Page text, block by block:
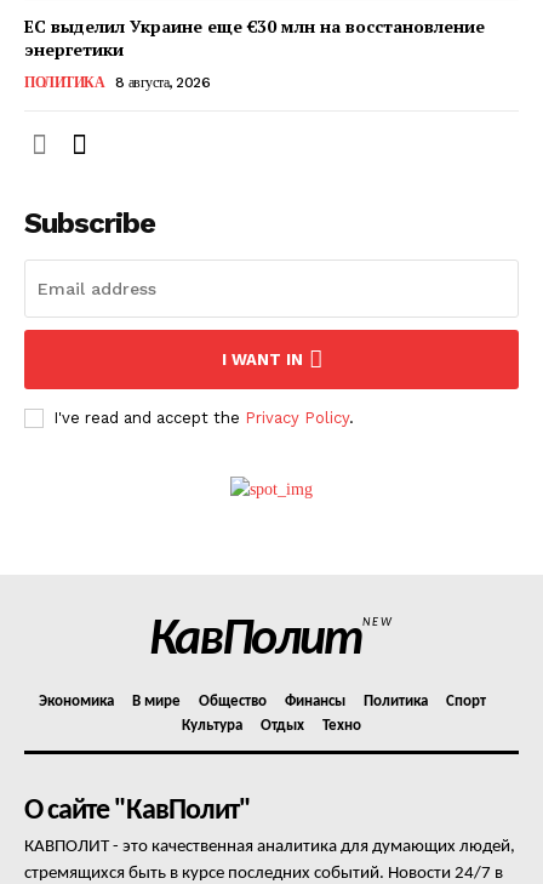
Контакты
ЕС выделил Украине еще €30 млн на восстановление
энергетики
ПОЛИТИКА 8 августа, 2026
Subscribe
I WANT IN
I've read and accept the Privacy Policy.
КавПолитNEW
Экономика В мире Общество Финансы Политика
Спорт
Культура
Отдых Техно
О сайте "КавПолит"
КАВПОЛИТ - это качественная аналитика для думающих людей,
стремящихся быть в курсе последних событий. Новости 24/7 в